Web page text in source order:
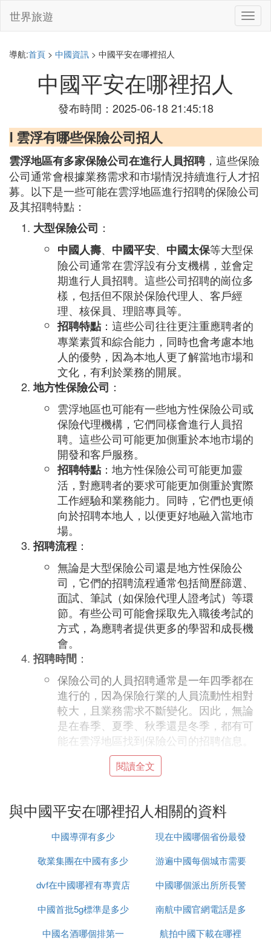
切
換
世界旅遊
導航:首頁 > 中國資訊 > 中國平安在哪裡招人
中國平安在哪裡招人
發布時間：2025-06-18 21:45:18
Ⅰ 雲浮有哪些保險公司招人
雲浮地區有多家保險公司在進行人員招聘，這些保險
公司通常會根據業務需求和市場情況持續進行人才招
募。以下是一些可能在雲浮地區進行招聘的保險公司
及其招聘特點：
大型保險公司 ：
中國人壽、 中國平安、 中國太保等大型保
險公司通常在雲浮設有分支機構，並會定
期進行人員招聘。這些公司招聘的崗位多
樣，包括但不限於保險代理人、客戶經
理、核保員、理賠專員等。
招聘特點：這些公司往往更注重應聘者的
專業素質和綜合能力，同時也會考慮本地
人的優勢，因為本地人更了解當地市場和
文化，有利於業務的開展。
地方性保險公司 ：
雲浮地區也可能有一些地方性保險公司或
保險代理機構，它們同樣會進行人員招
聘。這些公司可能更加側重於本地市場的
開發和客戶服務。
招聘特點：地方性保險公司可能更加靈
活，對應聘者的要求可能更加側重於實際
工作經驗和業務能力。同時，它們也更傾
向於招聘本地人，以便更好地融入當地市
場。
招聘流程 ：
無論是大型保險公司還是地方性保險公
司，它們的招聘流程通常包括簡歷篩選、
面試、筆試（如保險代理人證考試）等環
節。有些公司可能會採取先入職後考試的
方式，為應聘者提供更多的學習和成長機
會。
招聘時間 ：
保險公司的人員招聘通常是一年四季都在
進行的，因為保險行業的人員流動性相對
較大，且業務需求不斷變化。因此，無論
是在春季、夏季、秋季還是冬季，都有可
能在雲浮地區找到保險公司的招聘信息。
綜上所述，雲浮地區的保險公司種類繁多，招聘需求
多樣。如果您想在雲浮地區尋找保險公司的工作機
司的官方網站，及時了解招聘信息並進行申請。
Ⅱ 在中國平安人壽做客服怎麼樣
在中國平安人壽做客服，確實可以得到較為穩定的收
不錯。但是，想要真正成為一名客服，可能沒那麼簡
單。我曾面試過十幾家保險公司，並在其中兩家工作
過，發現招聘廣告中提到的文員或內勤崗位，往往都
是不實宣傳。
閱讀全文
與中國平安在哪裡招人相關的資料
中國導彈有多少
現在中國哪個省份最發
達
敬業集團在中國有多少
辦事處
游遍中國每個城市需要
多久
dvf在中國哪裡有專賣店
中國哪個派出所所長警
銜最高
中國首批5g標準是多少
南航中國官網電話是多
少錢
中國名酒哪個排第一
航拍中國下載在哪裡